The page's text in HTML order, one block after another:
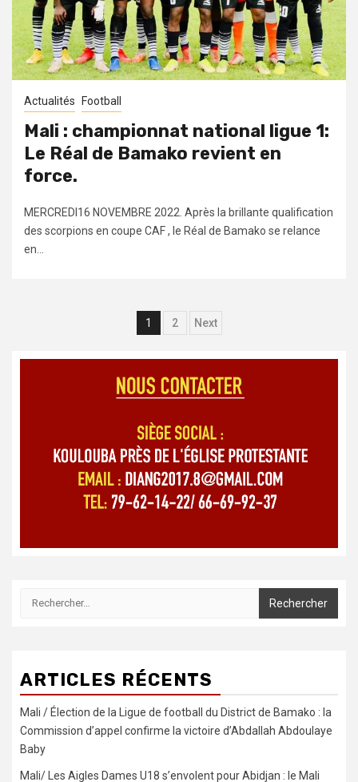
Actualités Football
Mali : championnat national ligue 1:
Le Réal de Bamako revient en
force.
MERCREDI16 NOVEMBRE 2022. Après la brillante qualification
des scorpions en coupe CAF , le Réal de Bamako se relance
en...
Navigation
articles
1 2 Next
Rechercher :
ARTICLES RÉCENTS
Mali / Élection de la Ligue de football du District de Bamako : la
Commission d’appel confirme la victoire d’Abdallah Abdoulaye
Baby
Mali/ Les Aigles Dames U18 s’envolent pour Abidjan : le Mali